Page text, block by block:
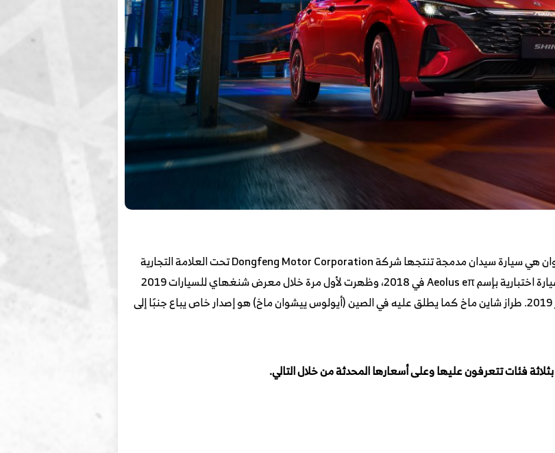
دونغ فينغ شاين ماخ يُطلق عليها في الصين أيولوس ييشوان هي سيارة سيدان مدمجة تنتجها شركة Dongfeng Motor Corporation تحت العلامة التجارية
الفرعية Aeolus. تم إطلاق Aeolus Yixuan في البداية كسيارة اختبارية بإسم Aeolus eπ في 2018، وظهرت لأول مرة خلال معرض شنغهاي للسيارات 2019
باسم D53. وتم إدراجها في الأسواق الصينية في 9 سبتمبر 2019. طراز شاين ماخ كما يطلق عليه في الصين (أيولوس ييشوان ماخ) هو إصدار خاص يباع جنبًا إلى
بثلاثة فئات تتعرفون عليها وعلى أسعارها المحدثة من خلال التالي.